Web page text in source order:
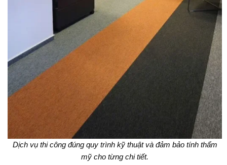
Dịch vụ thi công đúng quy trình kỹ thuật và đảm bảo tính thẩm
mỹ cho từng chi tiết.